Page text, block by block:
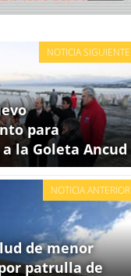
NOTICIA SIGUIENTE
para
la Goleta Ancud
NOTICIA ANTERIOR
de menor
patrulla de